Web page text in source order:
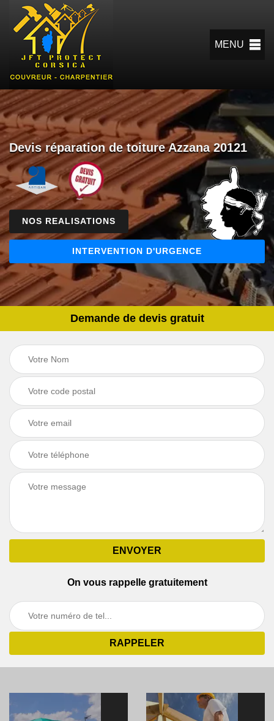
MENU
Devis réparation de toiture Azzana 20121
NOS REALISATIONS
INTERVENTION D'URGENCE
Demande de devis gratuit
On vous rappelle gratuitement